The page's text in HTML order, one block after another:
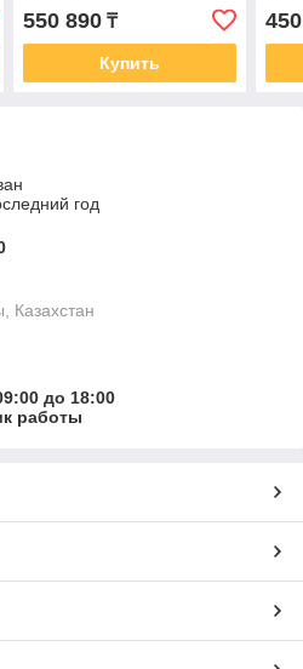
550 890₸
Купить
год
Казахстан
до 18:00
работы